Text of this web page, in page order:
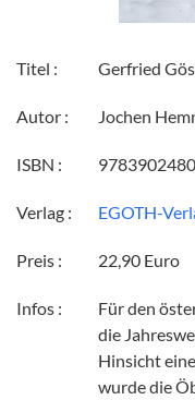
Titel : Gerfried
Autor : Jochen
ISBN :
Verlag : EGOTH-
Preis : 22,90 Euro
Infos :
Für den
die
Hinsicht
wurde die